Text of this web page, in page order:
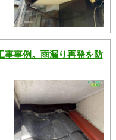
事事例。雨漏り再発を防